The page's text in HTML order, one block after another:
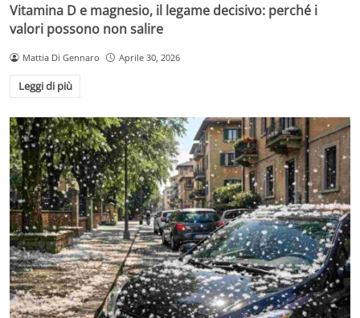
Vitamina D e magnesio, il legame decisivo: perché i
valori possono non salire
Mattia Di Gennaro Aprile 30, 2026
Leggi di più